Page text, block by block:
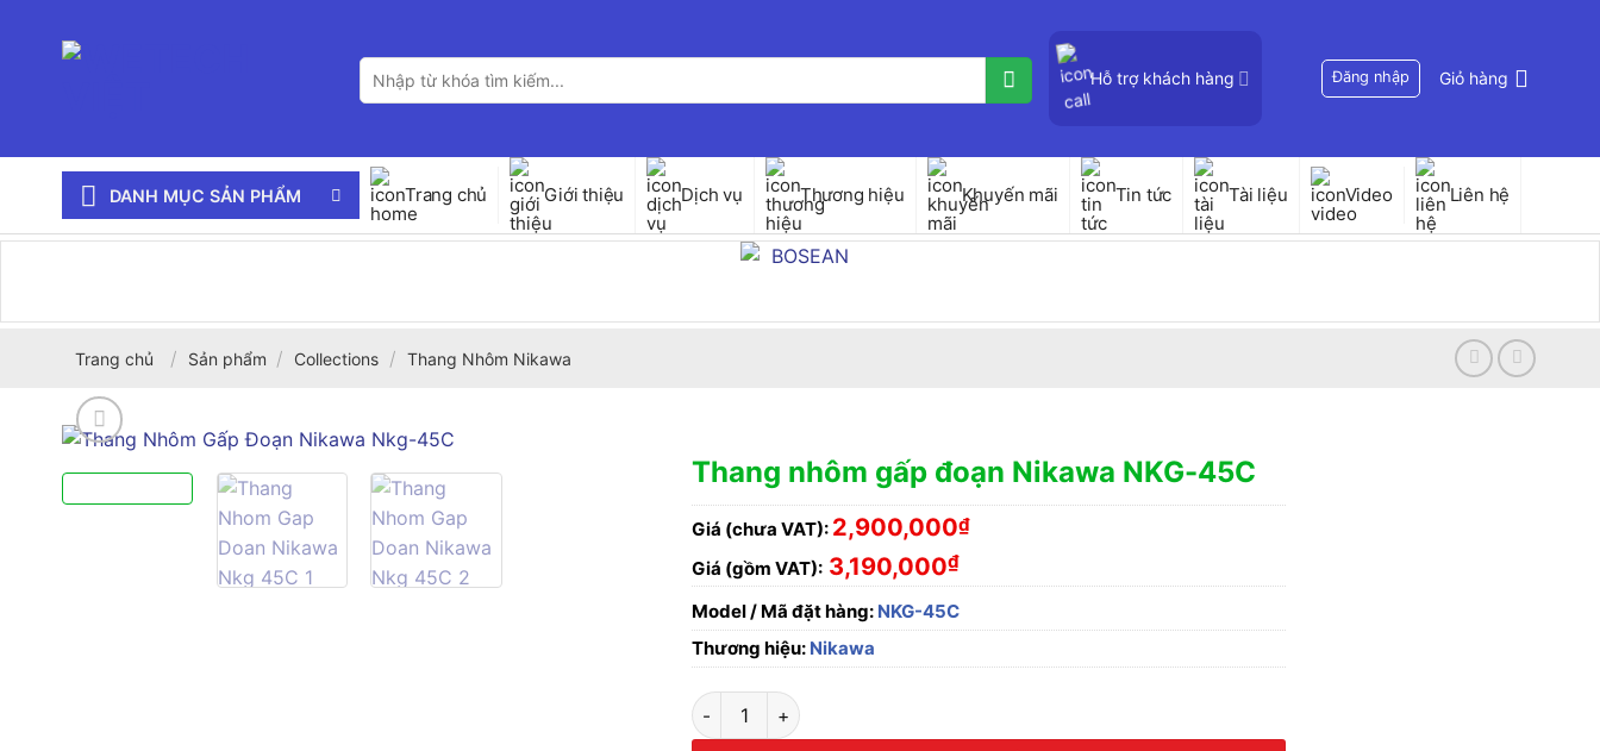
Tìm
kiếm:
Hỗ trợ khách hàng Đăng nhập Giỏ hàng
DANH MỤC SẢN PHẨM Trang chủ Giới thiệu Dịch vụ Thương hiệu Khuyến mãi Tin tức Tài liệu Video Liên hệ
Trang chủ / Sản phẩm / Collections / Thang Nhôm Nikawa
Thang nhôm gấp đoạn Nikawa NKG-45C
Giá (chưa VAT): 2,900,000₫
Giá (gồm VAT): 3,190,000₫
Model / Mã đặt hàng: NKG-45C
Thương hiệu: Nikawa
Thang nhôm gấp đoạn Nikawa NKG-45C số lượng